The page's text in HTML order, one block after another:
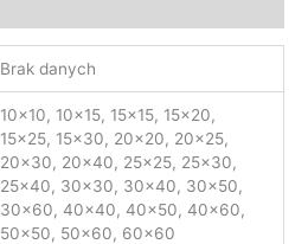
Brak danych
10×10, 10×15, 15×15, 15×20,
15×25, 15×30, 20×20, 20×25,
20×30, 20×40, 25×25, 25×30,
25×40, 30×30, 30×40, 30×50,
30×60, 40×40, 40×50, 40×60,
50×50, 50×60, 60×60